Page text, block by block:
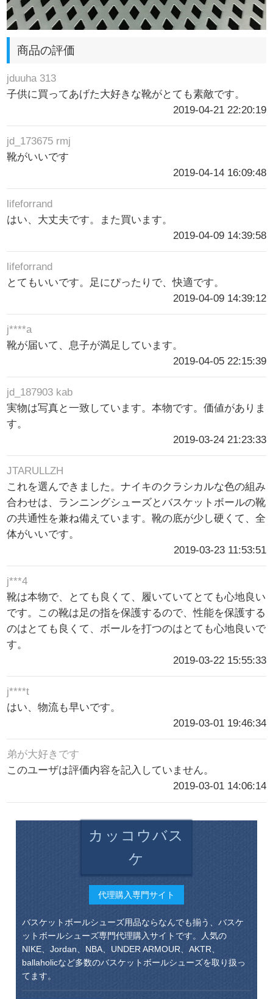
商品の評価
jduuha 313
子供に買ってあげた大好きな靴がとても素敵です。
2019-04-21 22:20:19
jd_173675 rmj
靴がいいです
2019-04-14 16:09:48
lifeforrand
はい、大丈夫です。また買います。
2019-04-09 14:39:58
lifeforrand
とてもいいです。足にぴったりで、快適です。
2019-04-09 14:39:12
j****a
靴が届いて、息子が満足しています。
2019-04-05 22:15:39
jd_187903 kab
実物は写真と一致しています。本物です。価値がありま
す。
2019-03-24 21:23:33
JTARULLZH
これを選んできました。ナイキのクラシカルな色の組み
合わせは、ランニングシューズとバスケットボールの靴
の共通性を兼ね備えています。靴の底が少し硬くて、全
体がいいです。
2019-03-23 11:53:51
j***4
靴は本物で、とても良くて、履いていてとても心地良い
です。この靴は足の指を保護するので、性能を保護する
のはとても良くて、ボールを打つのはとても心地良いで
す。
2019-03-22 15:55:33
j****t
はい、物流も早いです。
2019-03-01 19:46:34
弟が大好きです
このユーザは評価内容を記入していません。
2019-03-01 14:06:14
カッコウバス
ケ
代理購入専門サイト
バスケットボールシューズ用品ならなんでも揃う、バスケ
ットボールシューズ専門代理購入サイトです。人気の
NIKE、Jordan、NBA、UNDER ARMOUR、AKTR、
ballaholicなど多数のバスケットボールシューズを取り扱っ
てます。